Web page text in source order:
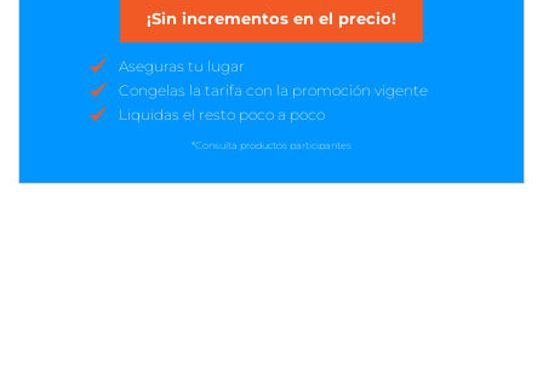
¡Sin incrementos en el precio!
Aseguras tu lugar
Congelas la tarifa con la promoción vigente
Liquidas el resto poco a poco
*Consulta productos participantes